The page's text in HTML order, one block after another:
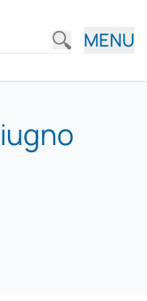
MENU